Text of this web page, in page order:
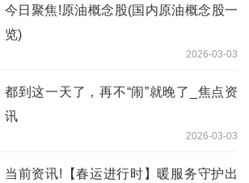
今日聚焦!原油概念股(国内原油概念股一
览)
2026-03-03
都到这一天了，再不“闹”就晚了_焦点资
讯
2026-03-03
当前资讯!【春运进行时】暖服务守护出